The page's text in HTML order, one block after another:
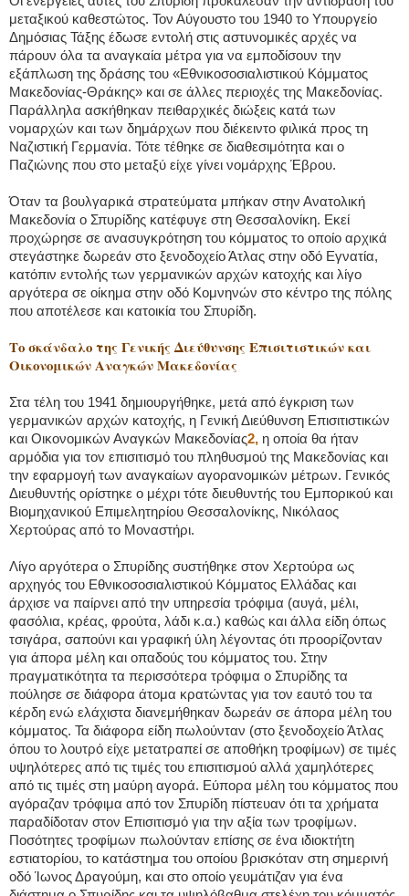
μεταξικού καθεστώτος. Τον Αύγουστο του 1940 το Υπουργείο
Δημόσιας Τάξης έδωσε εντολή στις αστυνομικές αρχές να
πάρουν όλα τα αναγκαία μέτρα για να εμποδίσουν την
εξάπλωση της δράσης του «Εθνικοσοσιαλιστικού Κόμματος
Μακεδονίας-Θράκης» και σε άλλες περιοχές της Μακεδονίας.
Παράλληλα ασκήθηκαν πειθαρχικές διώξεις κατά των
νομαρχών και των δημάρχων που διέκειντο φιλικά προς τη
Ναζιστική Γερμανία. Τότε τέθηκε σε διαθεσιμότητα και ο
Παζιώνης που στο μεταξύ είχε γίνει νομάρχης Έβρου.
Όταν τα βουλγαρικά στρατεύματα μπήκαν στην Ανατολική
Μακεδονία ο Σπυρίδης κατέφυγε στη Θεσσαλονίκη. Εκεί
προχώρησε σε ανασυγκρότηση του κόμματος το οποίο αρχικά
στεγάστηκε δωρεάν στο ξενοδοχείο Άτλας στην οδό Εγνατία,
κατόπιν εντολής των γερμανικών αρχών κατοχής και λίγο
αργότερα σε οίκημα στην οδό Κομνηνών στο κέντρο της πόλης
που αποτέλεσε και κατοικία του Σπυρίδη.
Το σκάνδαλο της Γενικής Διεύθυνσης Επισιτιστικών και
Οικονομικών Αναγκών Μακεδονίας
Στα τέλη του 1941 δημιουργήθηκε, μετά από έγκριση των
γερμανικών αρχών κατοχής, η Γενική Διεύθυνση Επισιτιστικών
και Οικονομικών Αναγκών Μακεδονίας2, η οποία θα ήταν
αρμόδια για τον επισιτισμό του πληθυσμού της Μακεδονίας και
την εφαρμογή των αναγκαίων αγορανομικών μέτρων. Γενικός
Διευθυντής ορίστηκε ο μέχρι τότε διευθυντής του Εμπορικού και
Βιομηχανικού Επιμελητηρίου Θεσσαλονίκης, Νικόλαος
Χερτούρας από το Μοναστήρι.
Λίγο αργότερα ο Σπυρίδης συστήθηκε στον Χερτούρα ως
αρχηγός του Εθνικοσοσιαλιστικού Κόμματος Ελλάδας και
άρχισε να παίρνει από την υπηρεσία τρόφιμα (αυγά, μέλι,
φασόλια, κρέας, φρούτα, λάδι κ.α.) καθώς και άλλα είδη όπως
τσιγάρα, σαπούνι και γραφική ύλη λέγοντας ότι προορίζονταν
για άπορα μέλη και οπαδούς του κόμματος του. Στην
πραγματικότητα τα περισσότερα τρόφιμα ο Σπυρίδης τα
πούλησε σε διάφορα άτομα κρατώντας για τον εαυτό του τα
κέρδη ενώ ελάχιστα διανεμήθηκαν δωρεάν σε άπορα μέλη του
κόμματος. Τα διάφορα είδη πωλούνταν (στο ξενοδοχείο Άτλας
όπου το λουτρό είχε μετατραπεί σε αποθήκη τροφίμων) σε τιμές
υψηλότερες από τις τιμές του επισιτισμού αλλά χαμηλότερες
από τις τιμές στη μαύρη αγορά. Εύπορα μέλη του κόμματος που
αγόραζαν τρόφιμα από τον Σπυρίδη πίστευαν ότι τα χρήματα
παραδίδοταν στον Επισιτισμό για την αξία των τροφίμων.
Ποσότητες τροφίμων πωλούνταν επίσης σε ένα ιδιοκτήτη
εστιατορίου, το κατάστημα του οποίου βρισκόταν στη σημερινή
οδό Ίωνος Δραγούμη, και στο οποίο γευμάτιζαν για ένα